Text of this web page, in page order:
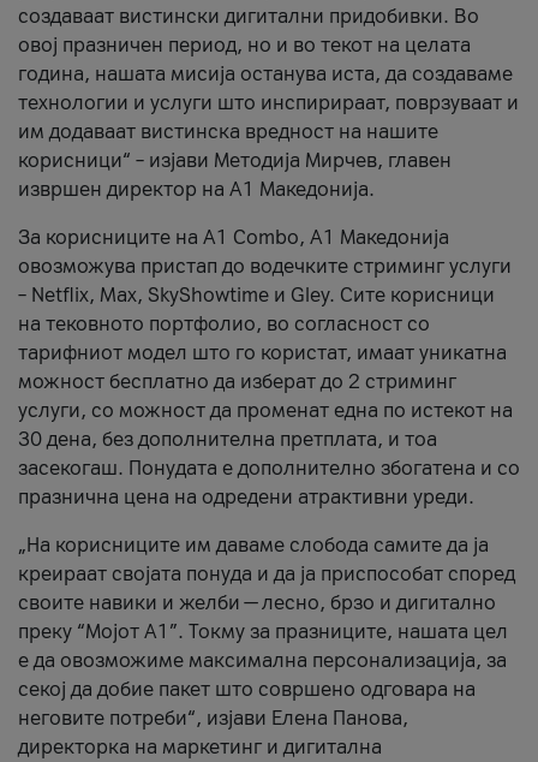
создаваат вистински дигитални придобивки. Во
овој празничен период, но и во текот на целата
година, нашата мисија останува иста, да создаваме
технологии и услуги што инспирираат, поврзуваат и
им додаваат вистинска вредност на нашите
корисници“ – изјави Методија Мирчев, главен
извршен директор на А1 Македонија.
За корисниците на A1 Combo, А1 Македонија
овозможува пристап до водечките стриминг услуги
– Netflix, Max, SkyShowtime и Gley. Сите корисници
на тековното портфолио, во согласност со
тарифниот модел што го користат, имаат уникатна
можност бесплатно да изберат до 2 стриминг
услуги, со можност да променат една по истекот на
30 дена, без дополнителна претплата, и тоа
засекогаш. Понудата е дополнително збогатена и со
празнична цена на одредени атрактивни уреди.
„На корисниците им даваме слобода самите да ја
креираат својата понуда и да ја приспособат според
своите навики и желби — лесно, брзо и дигитално
преку “Мојот А1”. Токму за празниците, нашата цел
е да овозможиме максимална персонализација, за
секој да добие пакет што совршено одговара на
неговите потреби“, изјави Елена Панова,
директорка на маркетинг и дигитална